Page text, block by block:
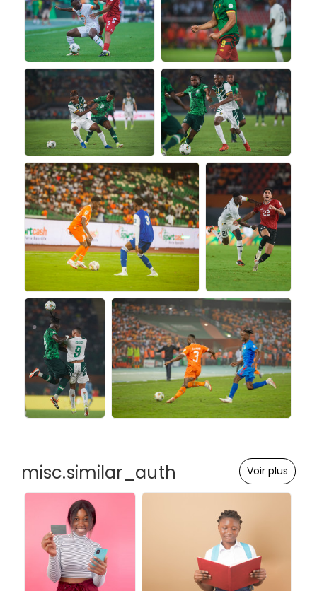
misc.similar_auth Voir plus